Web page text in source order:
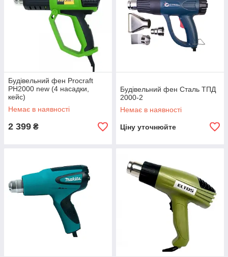
Будівельний фен Procraft
PH2000 new (4 насадки,
кейс)
Немає в наявності
2 399 ₴
Будівельний фен Сталь ТПД
2000-2
Немає в наявності
Ціну уточнюйте